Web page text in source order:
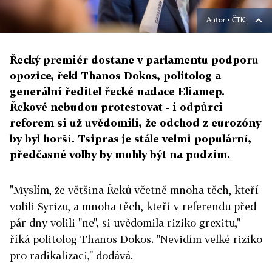
Autor ▪ ČTK
Řecký premiér dostane v parlamentu podporu
opozice, řekl Thanos Dokos, politolog a
generální ředitel řecké nadace Eliamep.
Řekové nebudou protestovat - i odpůrci
reforem si už uvědomili, že odchod z eurozóny
by byl horší. Tsipras je stále velmi populární,
předčasné volby by mohly být na podzim.
"Myslím, že většina Řeků včetně mnoha těch, kteří
volili Syrizu, a mnoha těch, kteří v referendu před
pár dny volili "ne", si uvědomila riziko grexitu,"
říká politolog Thanos Dokos. "Nevidím velké riziko
pro radikalizaci," dodává.